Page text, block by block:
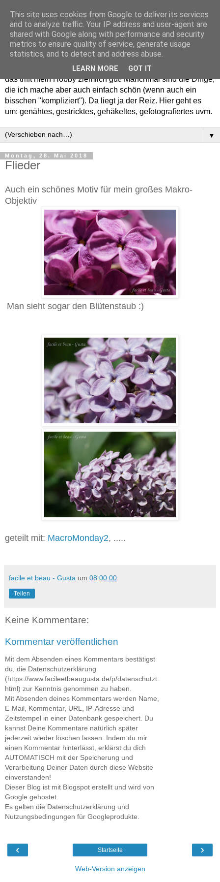
Willkommen in meinem "Wohnzimmer". Einfach und schön -
das trifft mein Hobby ziemlich gut! Manchmal sind die Dinge,
die ich mache aber auch einfach schön (wenn auch ein
bisschen "kompliziert"). Da liegt ja der Reiz. Hier geht es
um: genähtes, gestricktes, gehäkeltes, gefotografiertes uvm.
▼
Montag, 28. Mai 2018
Flieder
Auch ein schönes Motiv für mein großes Makro-
Objektiv
Man sieht sogar den Blütenstaub :)
geteilt mit: MacroMonday2, .....
facile et beau - Gusta um 08:00:00
Teilen
Keine Kommentare:
Kommentar veröffentlichen
Mit dem Absenden eines Kommentars bestätigst
du, die Datenschutzerklärung
(https://www.facileetbeaugusta.de/p/datenschutzt.
html) zur Kenntnis genommen zu haben.
Mit Absenden deines Kommentars werden Name,
E-Mail, Kommentar, URL, IP-Adresse und
Zeitstempel in einer Datenbank gespeichert. Du
kannst Deine Kommentare natürlich später
jederzeit wieder löschen lassen. Indem du mir
einen Kommentar hinterlässt, erklärst du dich
AUTOMATISCH mit der Speicherung und
Verarbeitung Deiner Daten durch diese Website
einverstanden!
Dieser Blog ist mit Blogspot erstellt und wird von
Google gehostet.
Es gelten die Datenschutzerklärung und
Nutzungsbedingungen für Googleprodukte.
‹ ›
Startseite
Web-Version anzeigen
This site uses cookies from Google to deliver its services
and to analyze traffic. Your IP address and user-agent are
shared with Google along with performance and security
metrics to ensure quality of service, generate usage
statistics, and to detect and address abuse.
LEARN MORE GOT IT